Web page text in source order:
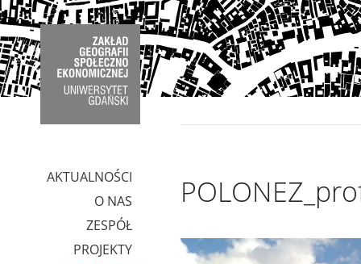
AKTUALNOŚCI
O NAS
ZESPÓŁ
PROJEKTY